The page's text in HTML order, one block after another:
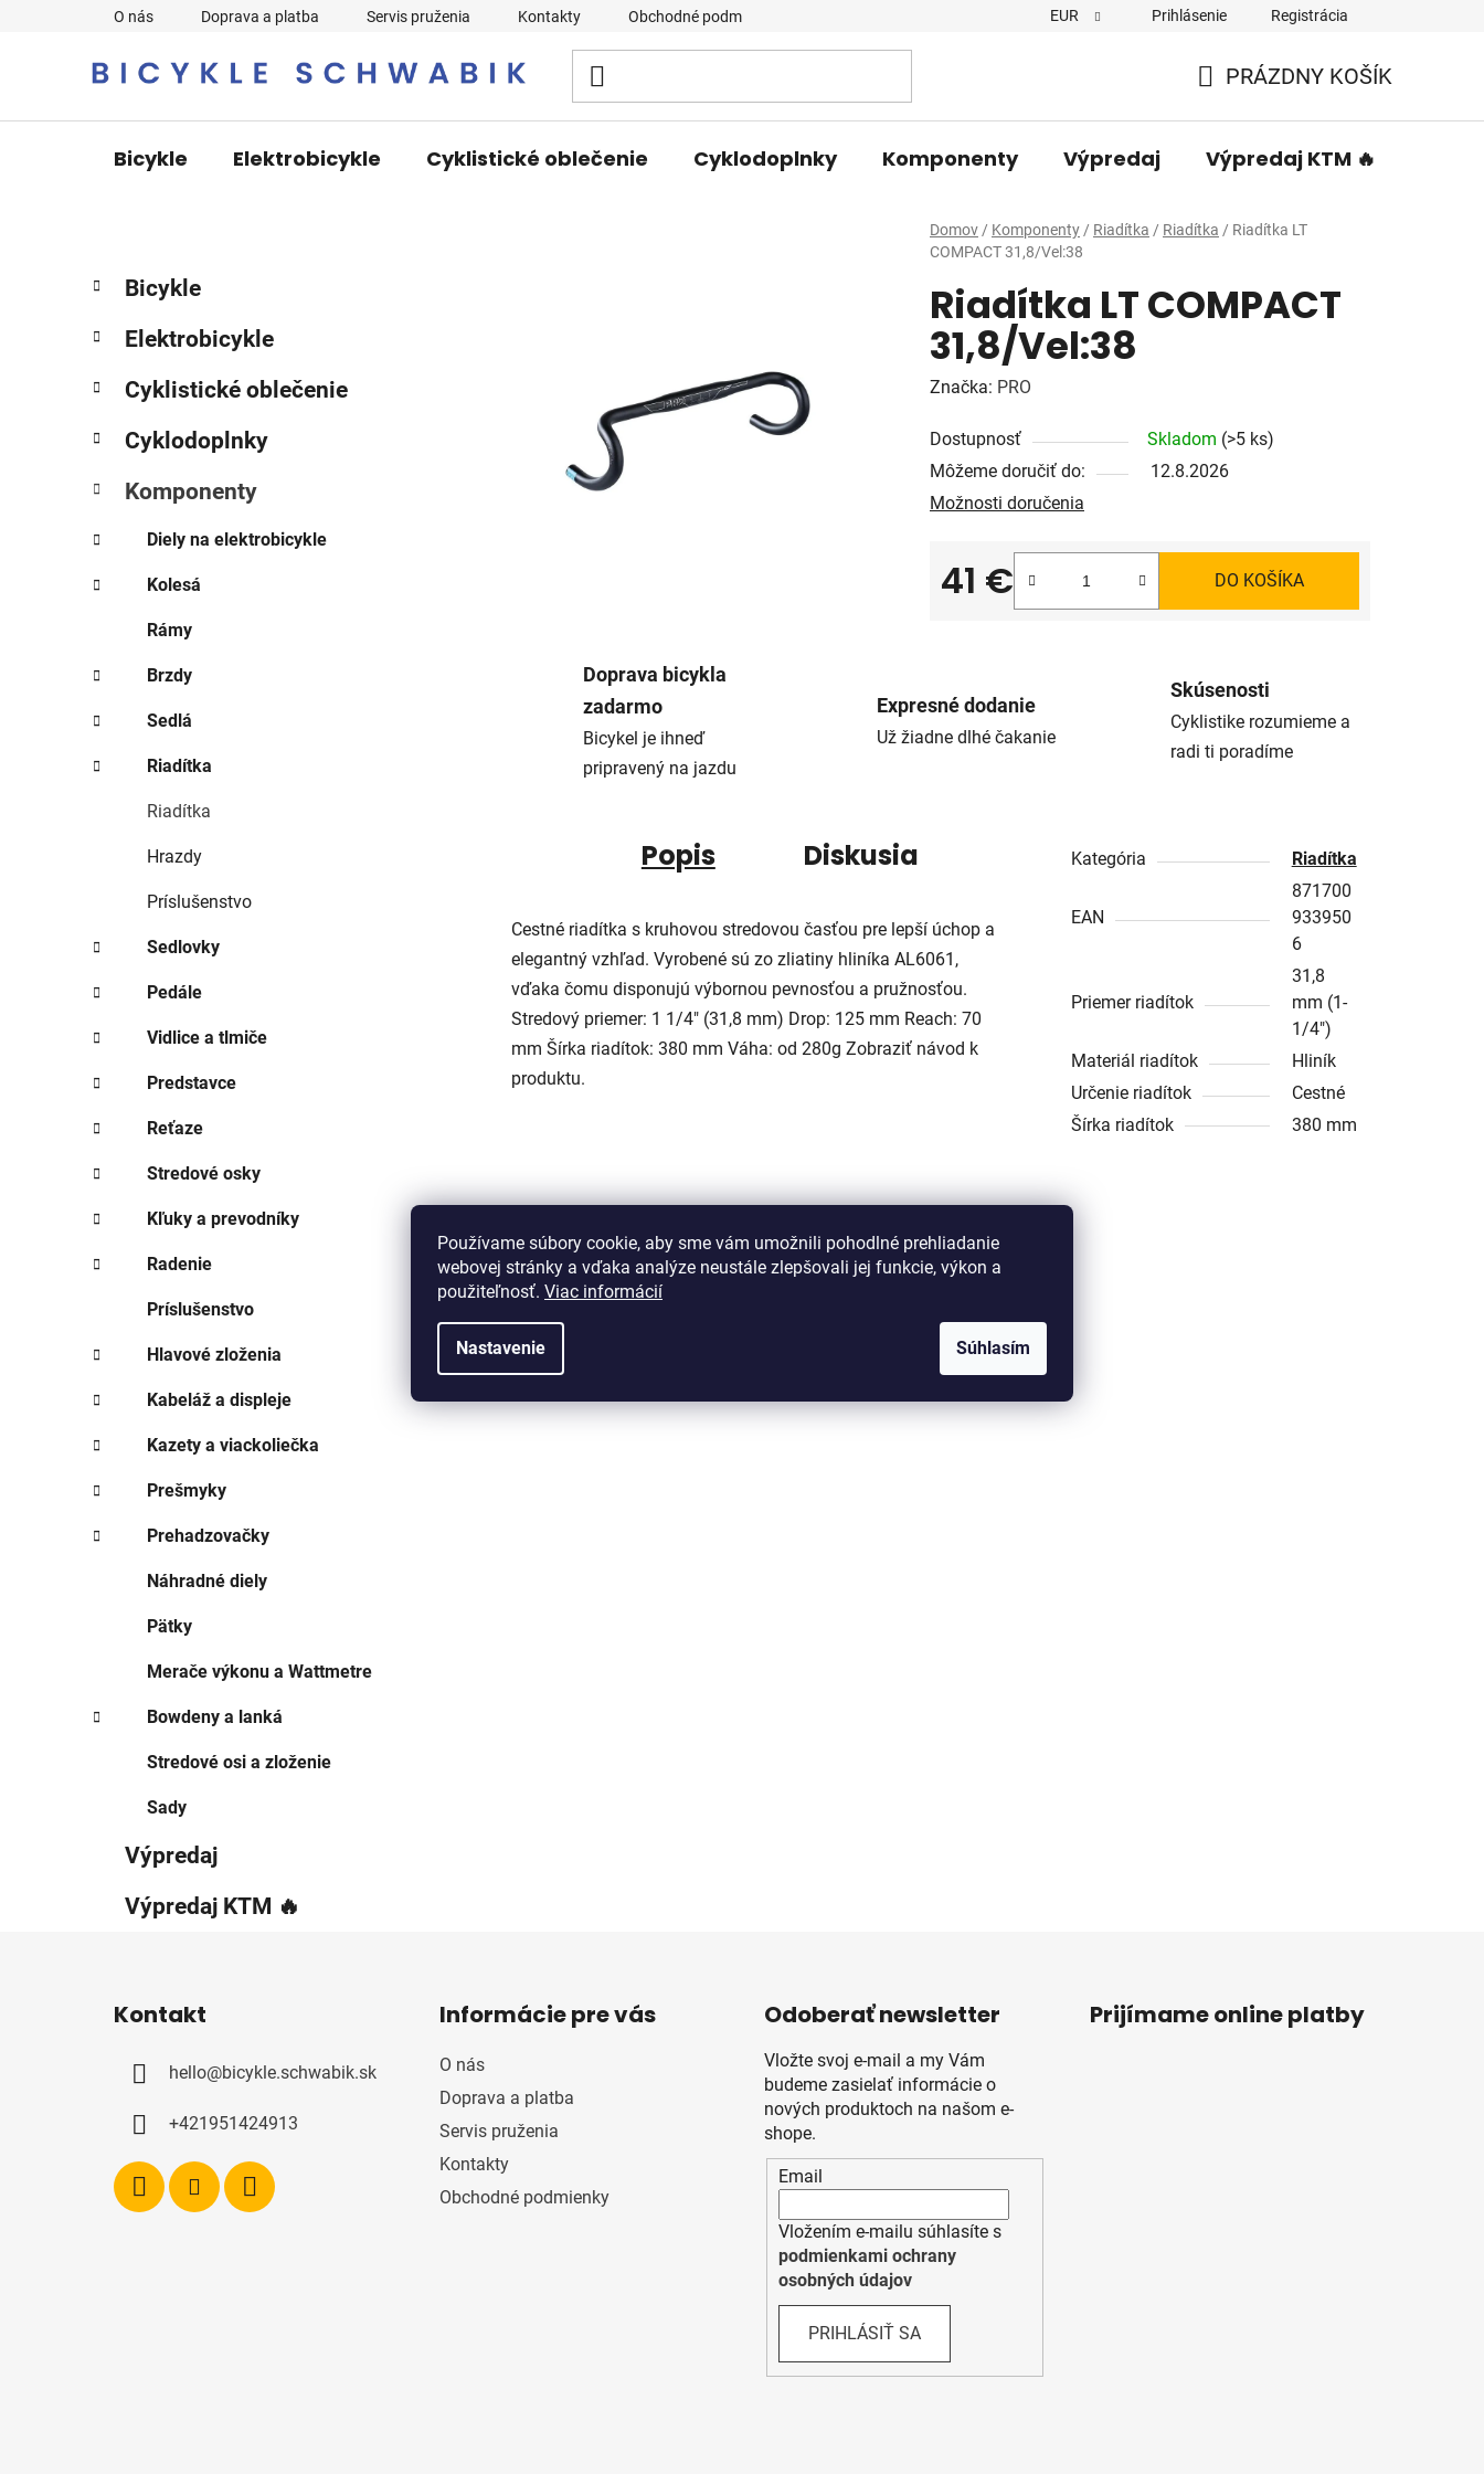
Používame súbory cookie, aby sme vám umožnili pohodlné prehliadanie
webovej stránky a vďaka analýze neustále zlepšovali jej funkcie, výkon a
použiteľnosť. Viac informácií
Nastavenie Súhlasím
O nás Doprava a platba Servis pruženia Kontakty Obchodné podmienky EUR Prihlásenie Registrácia
KOŠÍK
PRÁZDNY KOŠÍK
Bicykle Elektrobicykle Cyklistické oblečenie Cyklodoplnky Komponenty Výpredaj Výpredaj KTM 🔥
Domov / Komponenty / Riadítka / Riadítka / Riadítka LT
COMPACT 31,8/Vel:38
B
o
č
ý
a
n
e
l
kategórie
K
a
e
ó
i
Bicykle
Elektrobicykle
Cyklistické oblečenie
Cyklodoplnky
Komponenty
Diely na elektrobicykle
Kolesá
Rámy
Brzdy
Sedlá
Riadítka
Riadítka
Hrazdy
Príslušenstvo
Sedlovky
Pedále
Vidlice a tlmiče
Predstavce
Reťaze
Stredové osky
Kľuky a prevodníky
Radenie
Príslušenstvo
Hlavové zloženia
Kabeláž a displeje
Kazety a viackoliečka
Prešmyky
Prehadzovačky
Náhradné diely
Pätky
Merače výkonu a Wattmetre
Bowdeny a lanká
Stredové osi a zloženie
Sady
Výpredaj
Výpredaj KTM 🔥
Riadítka LT COMPACT
31,8/Vel:38
Značka: PRO
Dostupnosť Skladom (>5 ks)
Môžeme doručiť do:
12.8.2026
Možnosti doručenia
41 €
Jednotková cena:
DO KOŠÍKA
Doprava bicykla
zadarmo
Bicykel je ihneď
pripravený na jazdu
Expresné dodanie
Už žiadne dlhé čakanie
Skúsenosti
Cyklistike rozumieme a
radi ti poradíme
Popis Diskusia
Cestné riadítka s kruhovou stredovou časťou pre lepší úchop a
elegantný vzhľad. Vyrobené sú zo zliatiny hliníka AL6061,
vďaka čomu disponujú výbornou pevnosťou a pružnosťou.
Stredový priemer: 1 1/4" (31,8 mm) Drop: 125 mm Reach: 70
mm Šírka riadítok: 380 mm Váha: od 280g Zobraziť návod k
produktu.
Kategória Riadítka
EAN
871700
933950
6
Priemer riadítok
31,8
mm (1-
1/4")
Materiál riadítok
Hliník
Určenie riadítok
Cestné
Šírka riadítok
380 mm
Kontakt
hello@bicykle.schwabik.sk
+421951424913
Informácie pre vás
O nás
Doprava a platba
Servis pruženia
Kontakty
Obchodné podmienky
Odoberať newsletter
Vložte svoj e-mail a my Vám
budeme zasielať informácie o
nových produktoch na našom e-
shope.
Email
Vložením e-mailu súhlasíte s
podmienkami ochrany
osobných údajov
PRIHLÁSIŤ SA
Prijímame online platby